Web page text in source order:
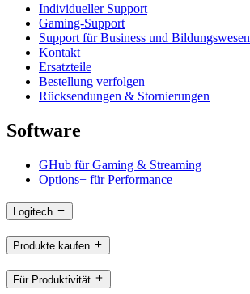
Individueller Support
Gaming-Support
Support für Business und Bildungswesen
Kontakt
Ersatzteile
Bestellung verfolgen
Rücksendungen & Stornierungen
Software
GHub für Gaming & Streaming
Options+ für Performance
Logitech
Produkte kaufen
Für Produktivität